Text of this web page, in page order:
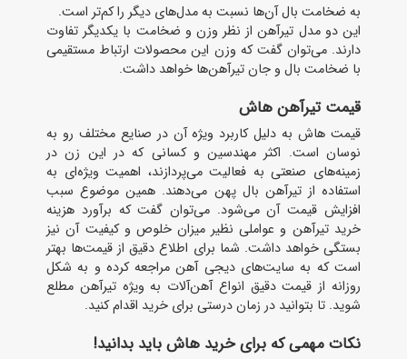
به ضخامت بال آن‌ها نسبت ‌به مدل‌های دیگر را کم‌تر است.
این دو مدل تیرآهن از نظر وزن و ضخامت با یکدیگر تفاوت
دارند. می‌توان گفت که وزن این محصولات ارتباط مستقیمی
با ضخامت بال و جان تیرآهن‌ها خواهد داشت.
قیمت تیرآهن هاش
قیمت هاش به دلیل کاربرد ویژه آن در صنایع مختلف رو به
نوسان است. اکثر مهندسین و کسانی که در این زن در
زمینه‌های صنعتی به فعالیت می‌پردازند، اهمیت ویژه‌ای به
استفاده از تیرآهن بال پهن می‌دهند. همین موضوع سبب
افزایش قیمت آن می‌شود. می‌توان گفت که برآورد هزینه
خرید تیرآهن و عواملی نظیر میزان خلوص و کیفیت آن نیز
بستگی خواهد داشت. شما برای اطلاع دقیق از قیمت‌ها بهتر
است که به سایت‌های دیجی آهن مراجعه کرده و به شکل
روزانه از قیمت دقیق انواع آهن‌آلات به‌ ویژه تیرآهن مطلع
شوید. تا بتوانید در زمان درستی برای خرید اقدام کنید.
نکات مهمی که برای خرید هاش باید بدانید!